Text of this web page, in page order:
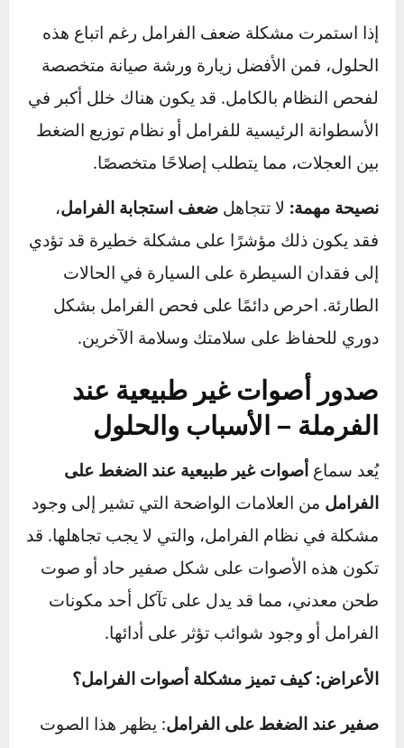
بشكل متساوٍ.
يمكن إجراء هذه العملية يدويًا أو باستخدام
أجهزة خاصة لدى ورش الصيانة.
استبدال البطانات أو الأقراص المتآكلة
إذا كان التآكل كبيرًا، فاستبدال بطانات الفرامل
أو أقراص الهوبات هو الحل الأمثل لاستعادة الأداء
المثالي.
تأكد من اختيار قطع غيار عالية الجودة لتجنب
المشاكل المستقبلية.
متى يجب التوجه إلى فني صيانة؟
إذا استمرت مشكلة ضعف الفرامل رغم اتباع هذه
الحلول، فمن الأفضل زيارة ورشة صيانة متخصصة
لفحص النظام بالكامل. قد يكون هناك خلل أكبر في
الأسطوانة الرئيسية للفرامل أو نظام توزيع الضغط
بين العجلات، مما يتطلب إصلاحًا متخصصًا.
نصيحة مهمة: لا تتجاهلضعف استجابة الفرامل
فقد يكون ذلك مؤشرًا على مشكلة خطيرة قد تؤدي
إلى فقدان السيطرة على السيارة في الحالات
الطارئة. احرص دائمًا على فحص الفرامل بشكل